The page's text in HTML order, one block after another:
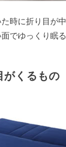
時に折り目が
でゆっくり眠
がくるもの